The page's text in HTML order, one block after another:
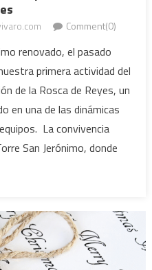
Comment(0)
renovado, el pasado
primera actividad del
de la Rosca de Reyes, un
en una de las dinámicas
La convivencia
San Jerónimo, donde